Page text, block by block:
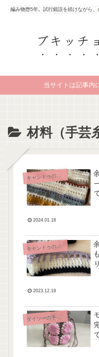
編み物歴5年。試行錯誤を続けながら、
ブキッチ
当サイトは記事内
材料（手芸
キ
ャンドゥの手芸糸
2024.01.18
キ
ャンドゥの手芸糸
2023.12.19
ダ
イソーの手芸糸